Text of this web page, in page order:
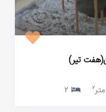
تیر)
2
2